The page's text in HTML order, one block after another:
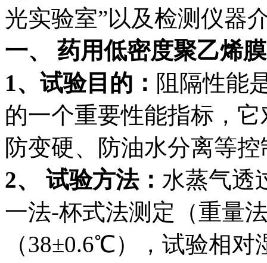
光实验室”以及检测仪器
一、 药用低密度聚乙烯
1、试验目的： 阻隔性能
的一个重要性能指标，
防变硬、防油水分离等
2、 试验方法： 水蒸气透
一法-杯式法测定（重量
（38±0.6℃），试验相